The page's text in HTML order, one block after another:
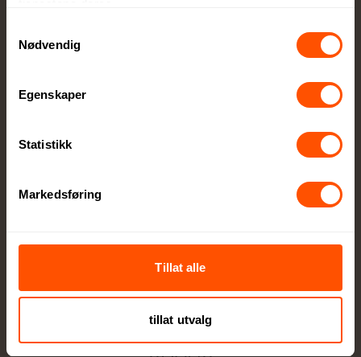
Nødvendig
Egenskaper
Statistikk
Markedsføring
Tillat alle
tillat utvalg